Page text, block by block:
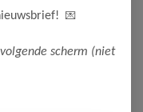
💌
scherm (niet